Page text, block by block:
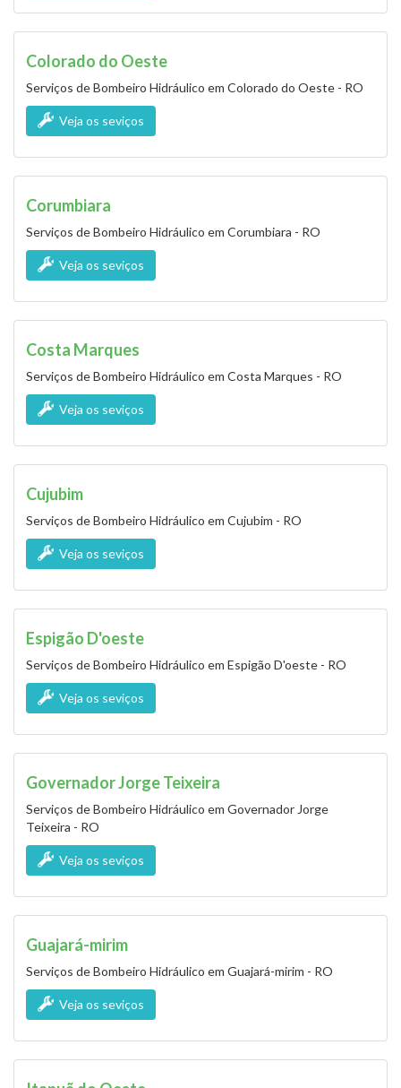
Colorado do Oeste
Serviços de Bombeiro Hidráulico em Colorado do Oeste - RO
Veja os seviços
Corumbiara
Serviços de Bombeiro Hidráulico em Corumbiara - RO
Veja os seviços
Costa Marques
Serviços de Bombeiro Hidráulico em Costa Marques - RO
Veja os seviços
Cujubim
Serviços de Bombeiro Hidráulico em Cujubim - RO
Veja os seviços
Espigão D'oeste
Serviços de Bombeiro Hidráulico em Espigão D'oeste - RO
Veja os seviços
Governador Jorge Teixeira
Serviços de Bombeiro Hidráulico em Governador Jorge
Teixeira - RO
Veja os seviços
Guajará-mirim
Serviços de Bombeiro Hidráulico em Guajará-mirim - RO
Veja os seviços